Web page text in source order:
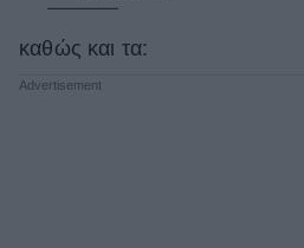
καθώς και τα: